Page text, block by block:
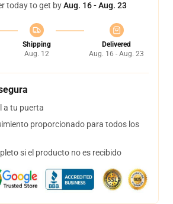
today to get byAug. 16 - Aug. 23
Shipping
Aug. 12
Delivered
Aug. 16 - Aug. 23
a tu puerta
proporcionado para todos los
si el producto no es recibido